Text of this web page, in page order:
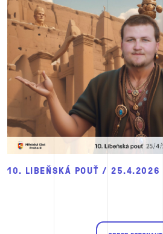
10. LIBEŇSKÁ POUŤ / 25.4.2026